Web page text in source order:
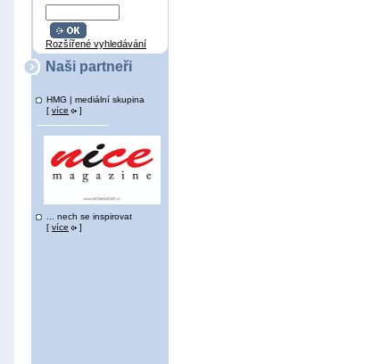
Rozšířené vyhledávání
Naši partneři
HMG | mediální skupina
[ více ]
... nech se inspirovat
[ více ]